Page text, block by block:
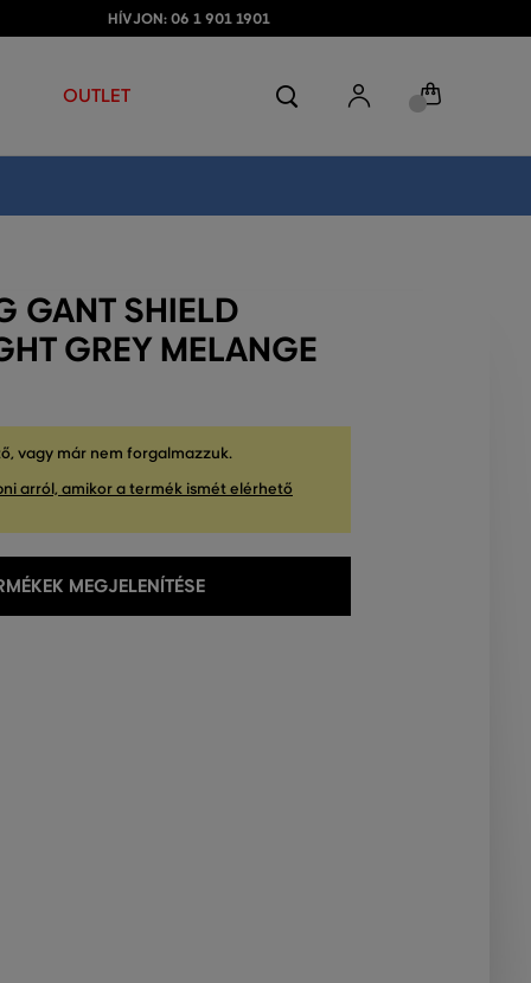
HÍVJON: 06 1 901 1901
OUTLET
GANT SHIELD
GREY MELANGE
vagy már nem forgalmazzuk.
arról, amikor a termék ismét elérhető
MEGJELENÍTÉSE